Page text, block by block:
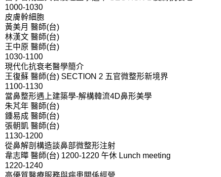
1000-1030
皮膚幹細胞
黃美月 醫師(台)
林漢文 醫師(台)
王中原 醫師(台)
1030-1100
現代化抗衰老醫學簡介
王復蘇 醫師(台) SECTION 2 五官微整形新境界
1100-1130
當鼻整形遇上建築學-解構韓流4D鼻形美學
朱芃年 醫師(台)
鍾易成 醫師(台)
張朝凱 醫師(台)
1130-1200
從鼻解剖構造談鼻部微整形注射
韋志曄 醫師(台) 1200-1220 午休 Lunch meeting
1220-1240
高優質醫療服務與病患關係經營